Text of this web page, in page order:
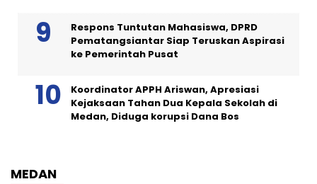
Respons Tuntutan Mahasiswa, DPRD
Pematangsiantar Siap Teruskan Aspirasi
ke Pemerintah Pusat
Koordinator APPH Ariswan, Apresiasi
Kejaksaan Tahan Dua Kepala Sekolah di
Medan, Diduga korupsi Dana Bos
MEDAN